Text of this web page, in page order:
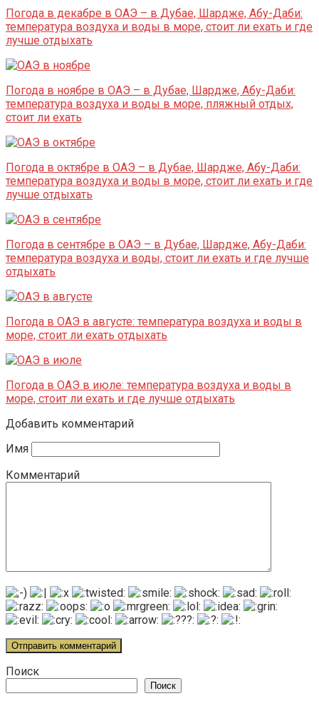
Погода в декабре в ОАЭ – в Дубае, Шардже, Абу-Даби:
температура воздуха и воды в море, стоит ли ехать и где
лучше отдыхать
Погода в ноябре в ОАЭ – в Дубае, Шардже, Абу-Даби:
температура воздуха и воды в море, пляжный отдых,
стоит ли ехать
Погода в октябре в ОАЭ – в Дубае, Шардже, Абу-Даби:
температура воздуха и воды в море, стоит ли ехать и где
лучше отдыхать
Погода в сентябре в ОАЭ – в Дубае, Шардже, Абу-Даби:
температура воздуха и воды, стоит ли ехать и где лучше
отдыхать
Погода в ОАЭ в августе: температура воздуха и воды в
море, стоит ли ехать отдыхать
Погода в ОАЭ в июле: температура воздуха и воды в
море, стоит ли ехать и где лучше отдыхать
Добавить комментарий
Имя
Комментарий
Поиск
Поиск